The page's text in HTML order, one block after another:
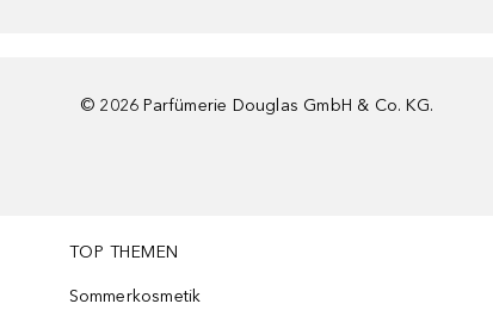
© 2026 Parfümerie Douglas GmbH & Co. KG.
TOP THEMEN
Sommerkosmetik